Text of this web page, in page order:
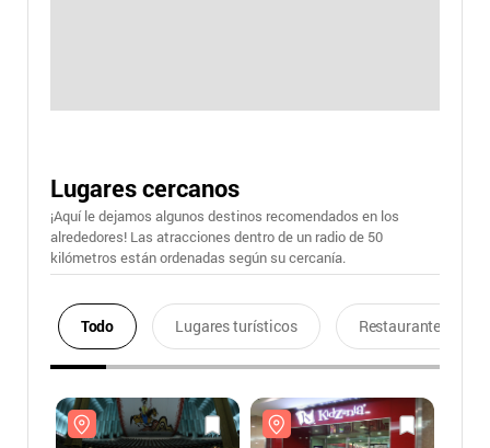
Lugares cercanos
¡Aquí le dejamos algunos destinos recomendados en los
alrededores! Las atracciones dentro de un radio de 50
kilómetros están ordenadas según su cercanía.
Todo Lugares turísticos Restaurantes